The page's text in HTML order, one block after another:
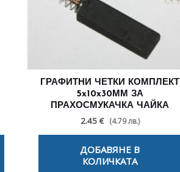
ГРАФИТНИ ЧЕТКИ КОМПЛЕКТ
5x10x30ММ ЗА
ПРАХОСМУКАЧКА ЧАЙКА
2.45 € (4.79 лв.)
ДОБАВЯНЕ В
КОЛИЧКАТА